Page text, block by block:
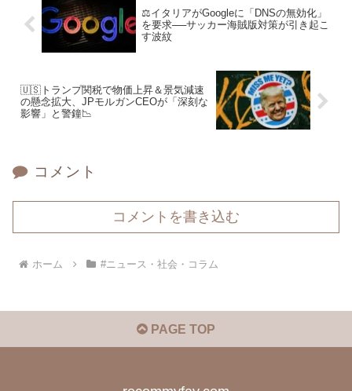
⚖️イタリアがGoogleに「DNSの無効化」
を要求──サッカー海賊版対策が引き起こ
す波紋
🇺🇸トランプ関税で物価上昇＆景気減速
の懸念拡大、JPモルガンCEOが「深刻な
影響」と警鐘📉
コメント
コメントを書き込む
ホーム #ニュース・社会・コラム
PAGE TOP